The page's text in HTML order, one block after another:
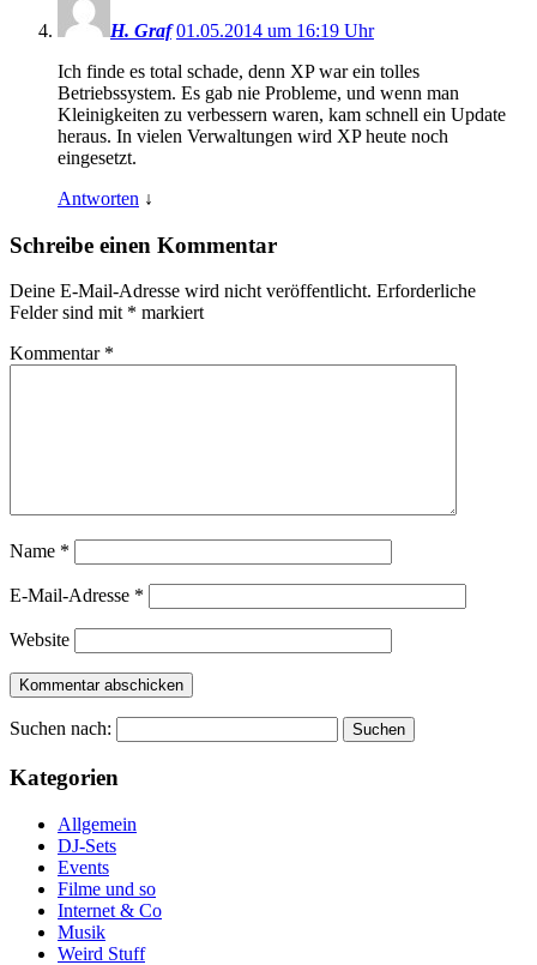
H. Graf 01.05.2014 um 16:19 Uhr
Ich finde es total schade, denn XP war ein tolles
Betriebssystem. Es gab nie Probleme, und wenn man
Kleinigkeiten zu verbessern waren, kam schnell ein Update
heraus. In vielen Verwaltungen wird XP heute noch
eingesetzt.
Antworten ↓
Schreibe einen Kommentar
Deine E-Mail-Adresse wird nicht veröffentlicht. Erforderliche
Felder sind mit * markiert
Kommentar *
Name *
E-Mail-Adresse *
Website
Suchen nach:
Kategorien
Allgemein
DJ-Sets
Events
Filme und so
Internet & Co
Musik
Weird Stuff